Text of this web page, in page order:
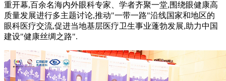
重开幕,百余名海内外眼科专家、学者齐聚一堂,围绕眼健康高
质量发展进行多主题讨论,推动"一带一路"沿线国家和地区的
眼科医疗交流,促进当地基层医疗卫生事业蓬勃发展,助力中国
建设"健康丝绸之路".